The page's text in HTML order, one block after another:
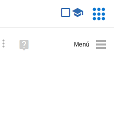
Búsqueda avanzada
Ayuda
(en